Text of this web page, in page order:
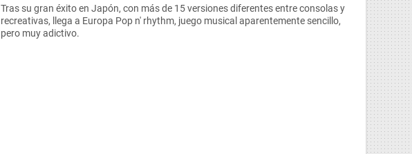
Tras su gran éxito en Japón, con más de 15 versiones diferentes entre consolas y
recreativas, llega a Europa Pop n' rhythm, juego musical aparentemente sencillo,
pero muy adictivo.